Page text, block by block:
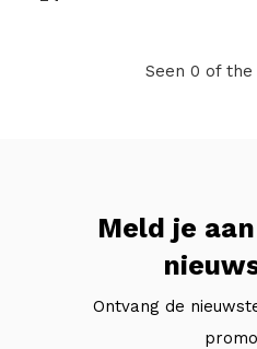
Seen 0 of
Meld je
Ontvang de